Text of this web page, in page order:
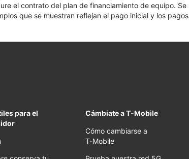
el contrato del plan de financiamiento de equipo.
que se muestran reflejan el pago inicial y los